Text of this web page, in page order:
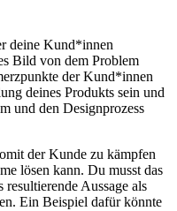
deine Kund*innen
Bild von dem Problem
der Kund*innen
deines Produkts sein und
und den Designprozess
der Kunde zu kämpfen
lösen kann. Du musst das
Aussage als
Ein Beispiel dafür könnte